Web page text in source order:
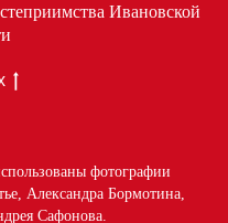
Ивановской
фотографии
Александра Бормотина,
Сафонова.